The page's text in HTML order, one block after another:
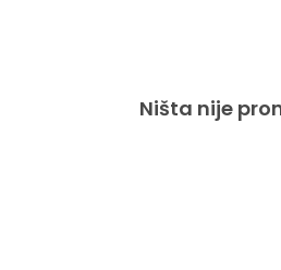
Ništa nije